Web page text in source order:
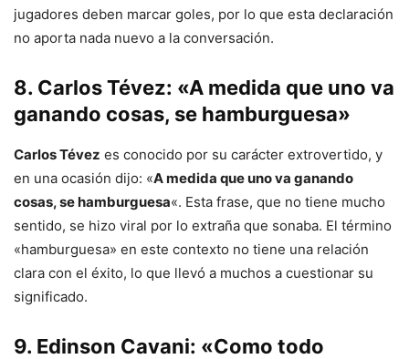
jugadores deben marcar goles, por lo que esta declaración
no aporta nada nuevo a la conversación.
8. Carlos Tévez: «A medida que uno va
ganando cosas, se hamburguesa»
Carlos Tévez es conocido por su carácter extrovertido, y
en una ocasión dijo: «A medida que uno va ganando
cosas, se hamburguesa«. Esta frase, que no tiene mucho
sentido, se hizo viral por lo extraña que sonaba. El término
«hamburguesa» en este contexto no tiene una relación
clara con el éxito, lo que llevó a muchos a cuestionar su
significado.
9. Edinson Cavani: «Como todo